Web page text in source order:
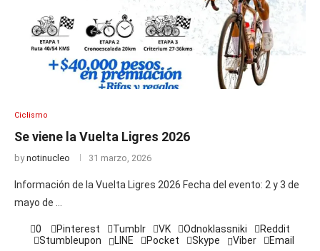
Ciclismo
Se viene la Vuelta Ligres 2026
bynotinucleo 31 marzo, 2026
Información de la Vuelta Ligres 2026 Fecha del evento: 2 y 3 de
mayo de …
0 Pinterest Tumblr VK Odnoklassniki
Reddit
Stumbleupon
LINE Pocket Skype Viber Email